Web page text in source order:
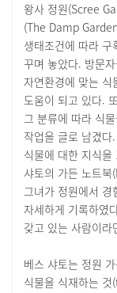
왕사 정원(Scree
(The Damp
생태조건에 따라
꾸며 놓았다. 방문
자연환경에 맞는 식
도움이 되고 있다.
그 분류에 따라 식
작업을 글로 남겼
식물에 대한 지식을
샤토의 가든 노트
그녀가 정원에서 경
자세하게 기록하였
갖고 있는 사람이
베스 샤토는 정원
식물을 식재하는